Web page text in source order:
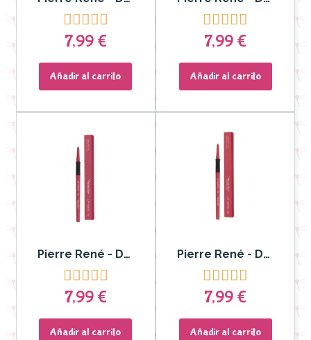

7,99 €
Añadir al carrito

7,99 €
Añadir al carrito
Pierre René - Delineador y Labial Lip Matic nº 04
    
7,99 €
Añadir al carrito
Pierre René - Delineador y labial Lip Matic nº 03
    
7,99 €
Añadir al carrito